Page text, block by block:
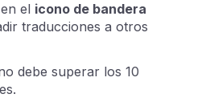
el icono de bandera
traducciones a otros
debe superar los 10